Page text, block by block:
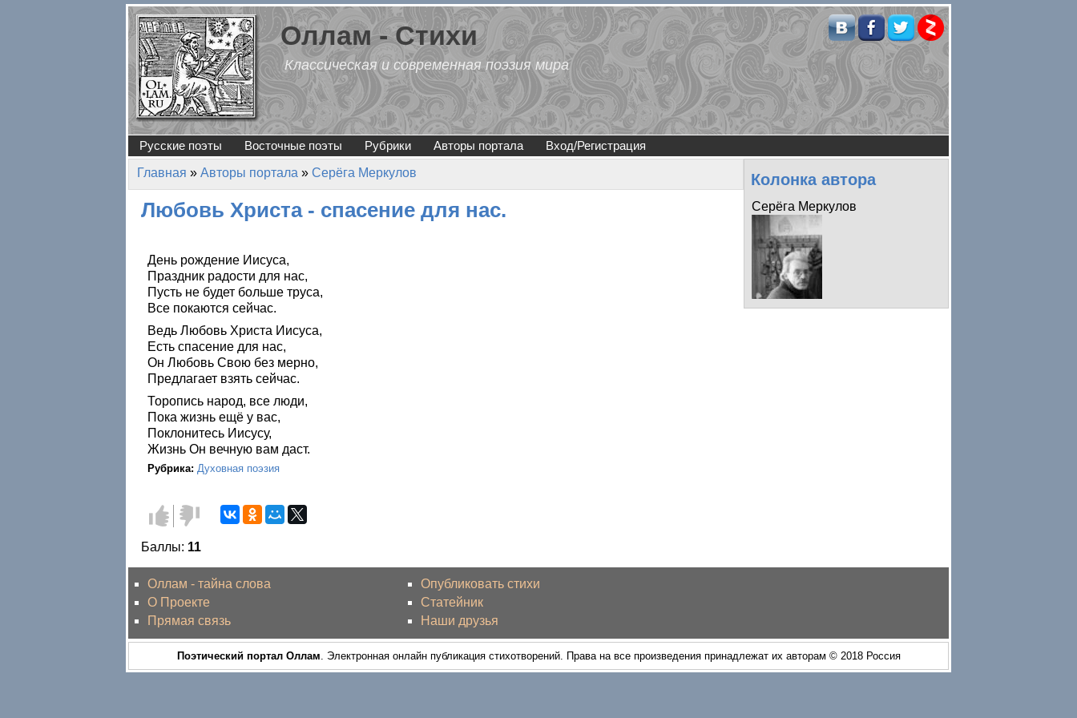
Перейти к основному содержанию
Оллам - Стихи
Классическая и современная поэзия мира
Русские поэты Восточные поэты Рубрики Авторы портала Вход/Регистрация
Вы здесь
Главная » Авторы портала » Серёга Меркулов
Любовь Христа - спасение для нас.
День рождение Иисуса,
Праздник радости для нас,
Пусть не будет больше труса,
Все покаются сейчас.
Ведь Любовь Христа Иисуса,
Есть спасение для нас,
Он Любовь Свою без мерно,
Предлагает взять сейчас.
Торопись народ, все люди,
Пока жизнь ещё у вас,
Поклонитесь Иисусу,
Жизнь Он вечную вам даст.
Рубрика: Духовная поэзия
Голос
за!
Голос
против!
Баллы: 11
Колонка автора
Серёга Меркулов
Оллам - тайна слова
О Проекте
Прямая связь
Опубликовать стихи
Статейник
Наши друзья
Поэтический портал Оллам . Электронная онлайн публикация стихотворений. Права на все произведения принадлежат их авторам © 2018 Россия